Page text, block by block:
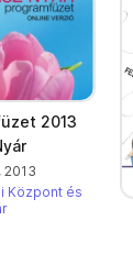
2013
2013
Központ és